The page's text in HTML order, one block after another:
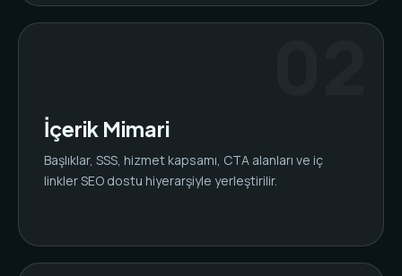
İçerik Mimari
Başlıklar, SSS, hizmet kapsamı, CTA alanları ve iç
linkler SEO dostu hiyerarşiyle yerleştirilir.